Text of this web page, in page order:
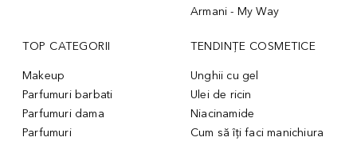
Armani - My Way
TOP CATEGORII
Makeup
Parfumuri barbati
Parfumuri dama
Parfumuri
TENDINȚE COSMETICE
Unghii cu gel
Ulei de ricin
Niacinamide
Cum să îți faci manichiura